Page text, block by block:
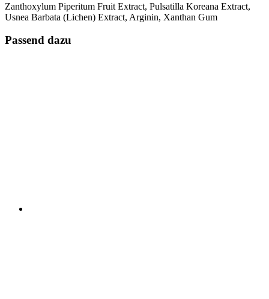
Zanthoxylum Piperitum Fruit Extract, Pulsatilla Koreana Extract,
Usnea Barbata (Lichen) Extract, Arginin, Xanthan Gum
Passend dazu